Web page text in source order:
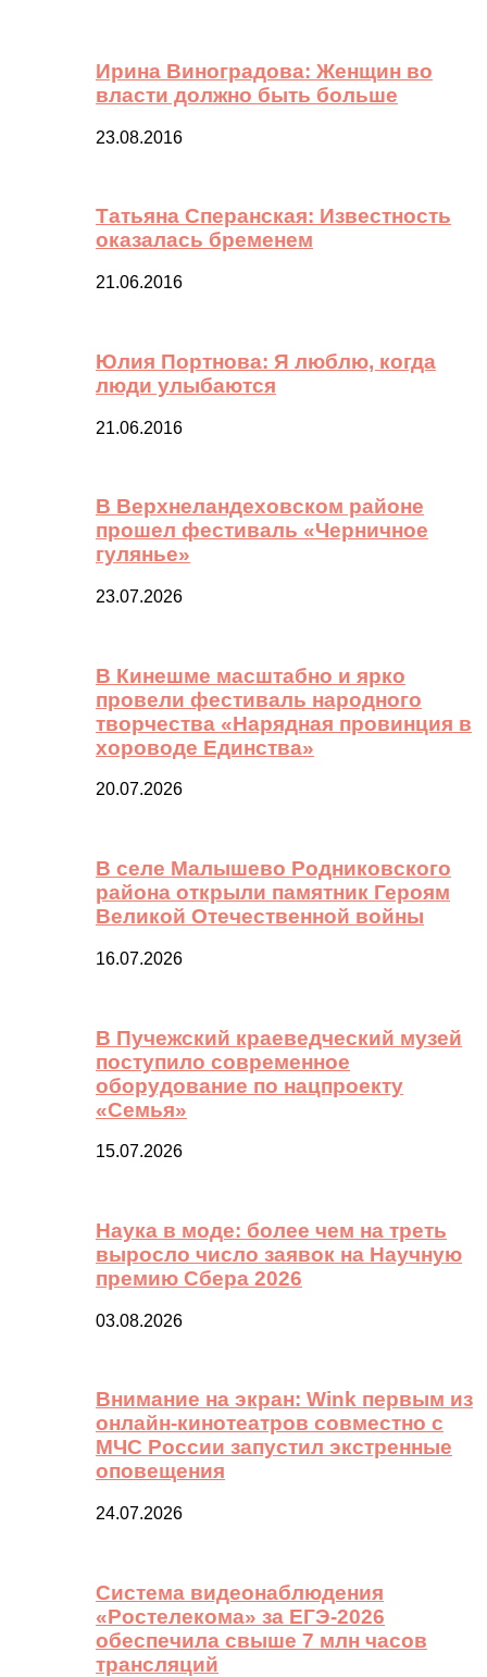
Ирина Виноградова: Женщин во
власти должно быть больше
23.08.2016
Татьяна Сперанская: Известность
оказалась бременем
21.06.2016
Юлия Портнова: Я люблю, когда
люди улыбаются
21.06.2016
В Верхнеландеховском районе
прошел фестиваль «Черничное
гулянье»
23.07.2026
В Кинешме масштабно и ярко
провели фестиваль народного
творчества «Нарядная провинция в
хороводе Единства»
20.07.2026
В селе Малышево Родниковского
района открыли памятник Героям
Великой Отечественной войны
16.07.2026
В Пучежский краеведческий музей
поступило современное
оборудование по нацпроекту
«Семья»
15.07.2026
Наука в моде: более чем на треть
выросло число заявок на Научную
премию Сбера 2026
03.08.2026
Внимание на экран: Wink первым из
онлайн-кинотеатров совместно с
МЧС России запустил экстренные
оповещения
24.07.2026
Система видеонаблюдения
«Ростелекома» за ЕГЭ-2026
обеспечила свыше 7 млн часов
трансляций